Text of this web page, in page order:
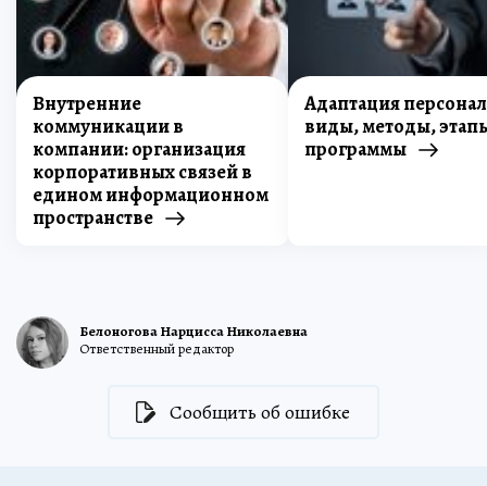
Внутренние
коммуникации в
компании: организация
корпоративных связей в
едином информационном
пространстве
Адаптация
виды, методы,
программы
Белоногова Нарцисса Николаевна
Ответственный редактор
Сообщить об ошибке